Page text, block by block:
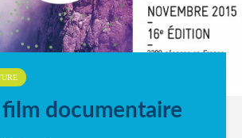
documentaire